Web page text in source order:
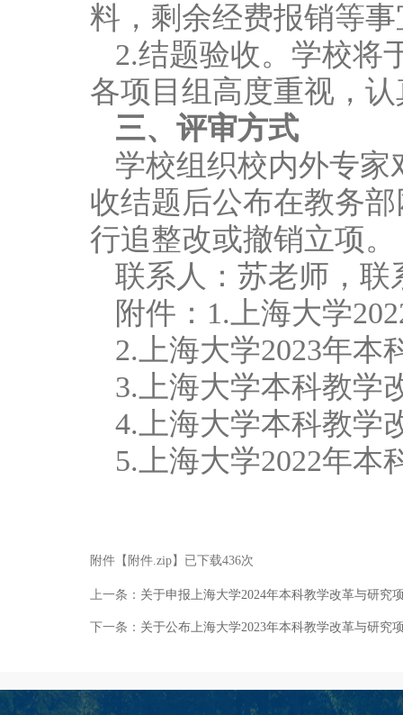
料，剩余经费报销等
2.结题验收。学校将
各项目组高度重视，
三、评审方式
学校组织校内外专
收结题后公布在教务
行追整改或撤销立项。
联系人：苏老师，联
附件：1.上海大学
2.上海大学2023年本
3.上海大学本科教学
4.上海大学本科教学
5.上海大学2022年本
附件【 附件.zip 】已下载436次
上一条： 关于申报上海大学2024年本科教学改革与研究
下一条： 关于公布上海大学2023年本科教学改革与研究